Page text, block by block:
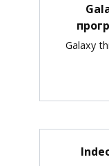
Galaxy